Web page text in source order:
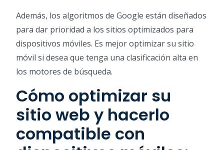
Además, los algoritmos de Google están diseñados
para dar prioridad a los sitios optimizados para
dispositivos móviles. Es mejor optimizar su sitio
móvil si desea que tenga una clasificación alta en
los motores de búsqueda.
Cómo optimizar su
sitio web y hacerlo
compatible con